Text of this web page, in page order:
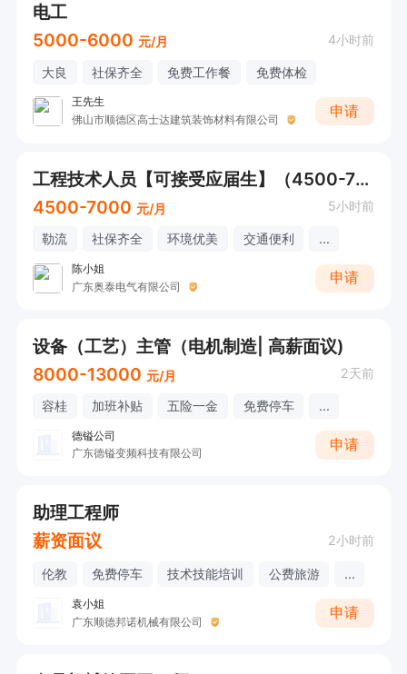
电工
5000-6000 元/月 4小时前
大良 社保齐全 免费工作餐 免费体检
王先生
佛山市顺德区高士达建筑装饰材料有限公司
申请
工程技术人员【可接受应届生】（4500-7000元+社保+节日慰问）
4500-7000 元/月 5小时前
勒流 社保齐全 环境优美 交通便利 ...
陈小姐
广东奥泰电气有限公司
申请
设备（工艺）主管（电机制造| 高薪面议)
8000-13000 元/月 2天前
容桂 加班补贴 五险一金 免费停车 ...
德镒公司
广东德镒变频科技有限公司
申请
助理工程师
薪资面议
2小时前
伦教 免费停车 技术技能培训 公费旅游 ...
袁小姐
广东顺德邦诺机械有限公司
申请